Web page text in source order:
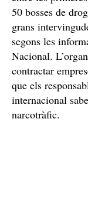
50 bosses de
grans
segons les
Nacional.
contractar
que els
internacional
narcotràfic.